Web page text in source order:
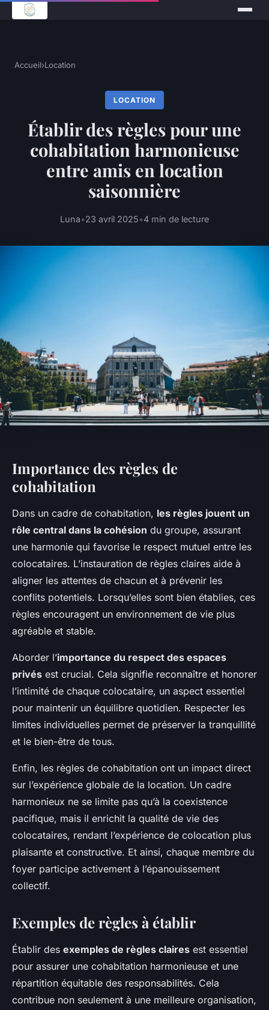
Accueil›Location
LOCATION
Établir des règles pour une
cohabitation harmonieuse
entre amis en location
saisonnière
Luna•23 avril 2025•4 min de lecture
Importance des règles de
cohabitation
Dans un cadre de cohabitation, les règles jouent un
rôle central dans la cohésion du groupe, assurant
une harmonie qui favorise le respect mutuel entre les
colocataires. L’instauration de règles claires aide à
aligner les attentes de chacun et à prévenir les
conflits potentiels. Lorsqu’elles sont bien établies, ces
règles encouragent un environnement de vie plus
agréable et stable.
Aborder l’importance du respect des espaces
privés est crucial. Cela signifie reconnaître et honorer
l’intimité de chaque colocataire, un aspect essentiel
pour maintenir un équilibre quotidien. Respecter les
limites individuelles permet de préserver la tranquillité
et le bien-être de tous.
Enfin, les règles de cohabitation ont un impact direct
sur l’expérience globale de la location. Un cadre
harmonieux ne se limite pas qu’à la coexistence
pacifique, mais il enrichit la qualité de vie des
colocataires, rendant l’expérience de colocation plus
plaisante et constructive. Et ainsi, chaque membre du
foyer participe activement à l’épanouissement
collectif.
Exemples de règles à établir
Établir des exemples de règles claires est essentiel
pour assurer une cohabitation harmonieuse et une
répartition équitable des responsabilités. Cela
contribue non seulement à une meilleure organisation,